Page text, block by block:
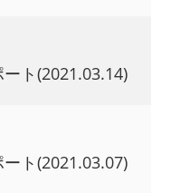
ト(2021.03.14)
ト(2021.03.07)